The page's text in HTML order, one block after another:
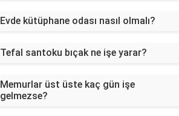
Evde kütüphane odası nasıl olmalı?
Tefal santoku bıçak ne işe yarar?
Memurlar üst üste kaç gün işe
gelmezse?